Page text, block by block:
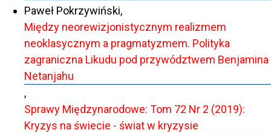
Paweł Pokrzywiński,
Między neorewizjonistycznym realizmem
neoklasycznym a pragmatyzmem. Polityka
zagraniczna Likudu pod przywództwem Benjamina
Netanjahu
,
Sprawy Międzynarodowe: Tom 72 Nr 2 (2019):
Kryzys na świecie - świat w kryzysie